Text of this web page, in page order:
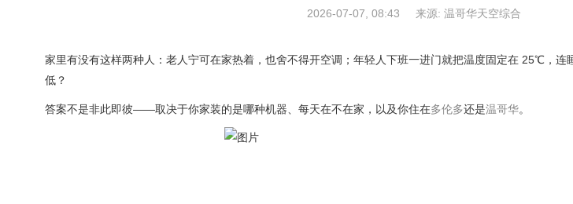
2026-07-07, 08:43 来源: 温哥华天空综合
家里有没有这样两种人：老人宁可在家热着，也舍不得开空调；年轻人下班一进门就把温度固定在 25℃，连
低？
答案不是非此即彼——取决于你家装的是哪种机器、每天在不在家，以及你住在多伦多还是温哥华。